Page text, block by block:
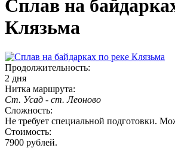
Сплав на
Клязьма
Продолжительность:
2 дня
Нитка маршрута:
Ст. Усад - ст. Леоново
Сложность:
Не требует специальной подготовки.
Стоимость:
7900 рублей.